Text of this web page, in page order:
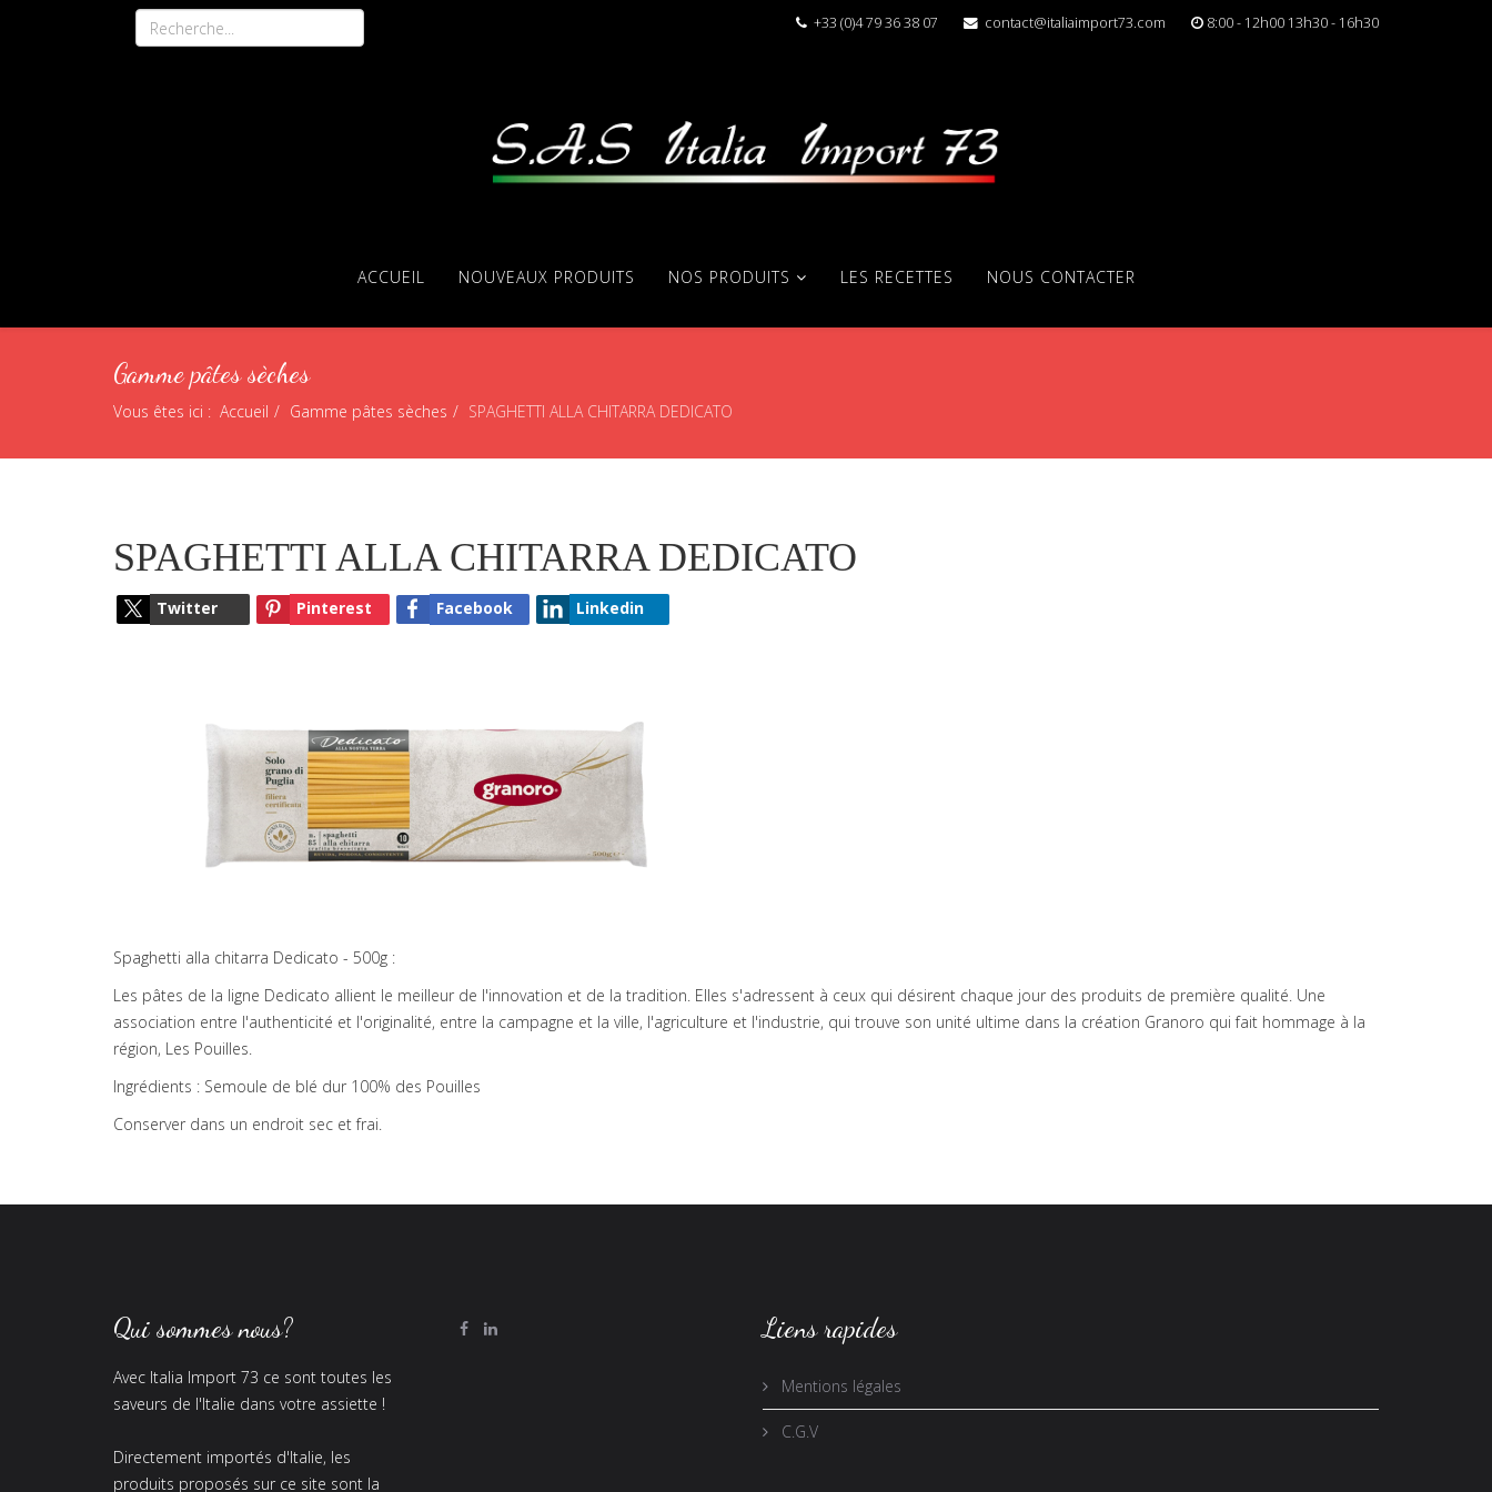
+33 (0)4 79 36 38 07 contact@italiaimport73.com 8:00 - 12h00 13h30 - 16h30
ACCUEIL NOUVEAUX PRODUITS NOS PRODUITS LES RECETTES NOUS CONTACTER
Gamme pâtes sèches
Vous êtes ici : Accueil Gamme pâtes sèches SPAGHETTI ALLA CHITARRA DEDICATO
SPAGHETTI ALLA CHITARRA DEDICATO
Twitter Pinterest Facebook Linkedin
Spaghetti alla chitarra Dedicato - 500g :
Les pâtes de la ligne Dedicato allient le meilleur de l'innovation et de la tradition. Elles s'adressent à ceux qui désirent chaque jour des produits de première qualité. Une
association entre l'authenticité et l'originalité, entre la campagne et la ville, l'agriculture et l'industrie, qui trouve son unité ultime dans la création Granoro qui fait hommage à la
région, Les Pouilles.
Ingrédients : Semoule de blé dur 100% des Pouilles
Conserver dans un endroit sec et frai.
Qui sommes nous?
Avec Italia Import 73 ce sont toutes les
saveurs de l'Italie dans votre assiette !
Directement importés d'Italie, les
produits proposés sur ce site sont la
Liens rapides
Mentions légales
C.G.V